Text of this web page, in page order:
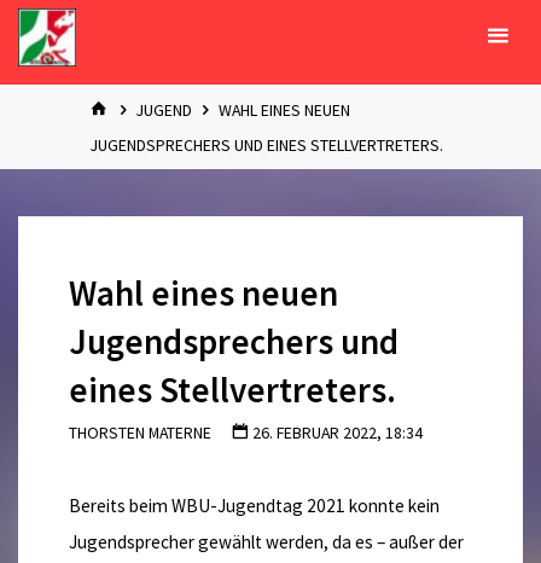
Zum
Inhalt
springen
STARTJUGEND
WAHL EINES NEUEN
JUGENDSPRECHERS UND EINES STELLVERTRETERS.
Wahl eines neuen
Jugendsprechers und
eines Stellvertreters.
THORSTEN MATERNE 26. FEBRUAR 2022, 18:34
Bereits beim WBU-Jugendtag 2021 konnte kein
Jugendsprecher gewählt werden, da es – außer der